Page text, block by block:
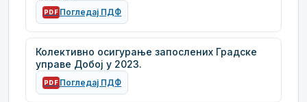
PDF Погледај ПДФ
Колективно осигурање запослених Градске
управе Добој у 2023.
PDF Погледај ПДФ